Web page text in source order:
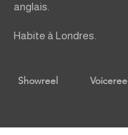
anglais.
Habite à Londres.
Showreel Voicereel